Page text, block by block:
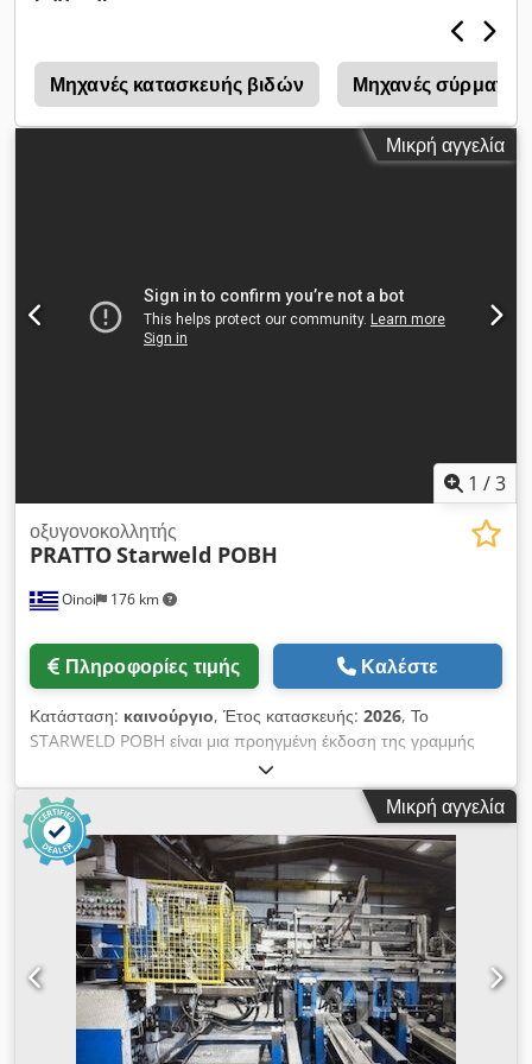
smaller space available. Design is made in accordance to
supply all the necessary auxiliary equipment. Products can
be used in the construction industry. They are also used
for shelves, grids, cages, pallets and containers as well as
for fencing (plain & bent). Dcedpfx Aef Ar N Ujlfsk
Μηχανές κατασκευής βιδών Μηχανές σύρματος
Μικρή αγγελία
1 /3
Oinoi 176 km
οξυγονοκολλητής
PRATTOStarweld POBH
Πληροφορίες τιμής Καλέστε
Κατάσταση: καινούργιο, Έτος κατασκευής: 2026, Το
STARWELD POBH είναι μια προηγμένη έκδοση της γραμμής
συγκόλλησης πλεγμάτων υψηλής απόδοσης, σχεδιασμένη για
την παραγωγή υψηλής ποιότητας συρματόπλεγμα 3D φράχτες,
συμπεριλαμβανομένων των σχεδίων Eurofence και "V". Αυτό
το μοντέλο είναι εξοπλισμένο με μονάδα κάμψης που επιτρέπει
την ακριβή διαμόρφωση του συρματόπλεγμα, καθιστώντας το
ιδανική επιλογή για διάφορα έργα περίφραξης. Μονάδα
κάμψης: Η ενσωματωμένη μονάδα κάμψης δίνει τη δυνατότητα
στο STARWELD POBH να διαμορφώνει αβίαστα
συρματόπλεγμα σε σχέδια φράχτη Eurofence ή σχήματος "V"
με ακρίβεια. Αυτό το χαρακτηριστικό σας επιτρέπει να
ανταποκριθείτε με ευκολία στις απαιτήσεις διαφόρων έργων
περίφραξης. Εξαγωγή υψηλής ποιότητας: Μην περιμένετε
Μικρή αγγελία